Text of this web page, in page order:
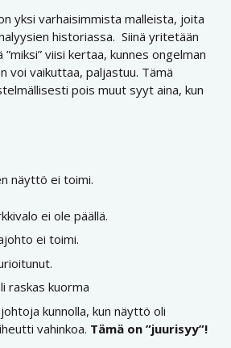
yksi varhaisimmista malleista, joita
historiassa. Siinä yritetään
viisi kertaa, kunnes ongelman
voi vaikuttaa, paljastuu. Tämä
pois muut syyt aina, kun
näyttö ei toimi.
ei ole päällä.
ei toimi.
raskas kuorma
kunnolla, kun näyttö oli
vahinkoa. Tämä on ”juurisyy”!